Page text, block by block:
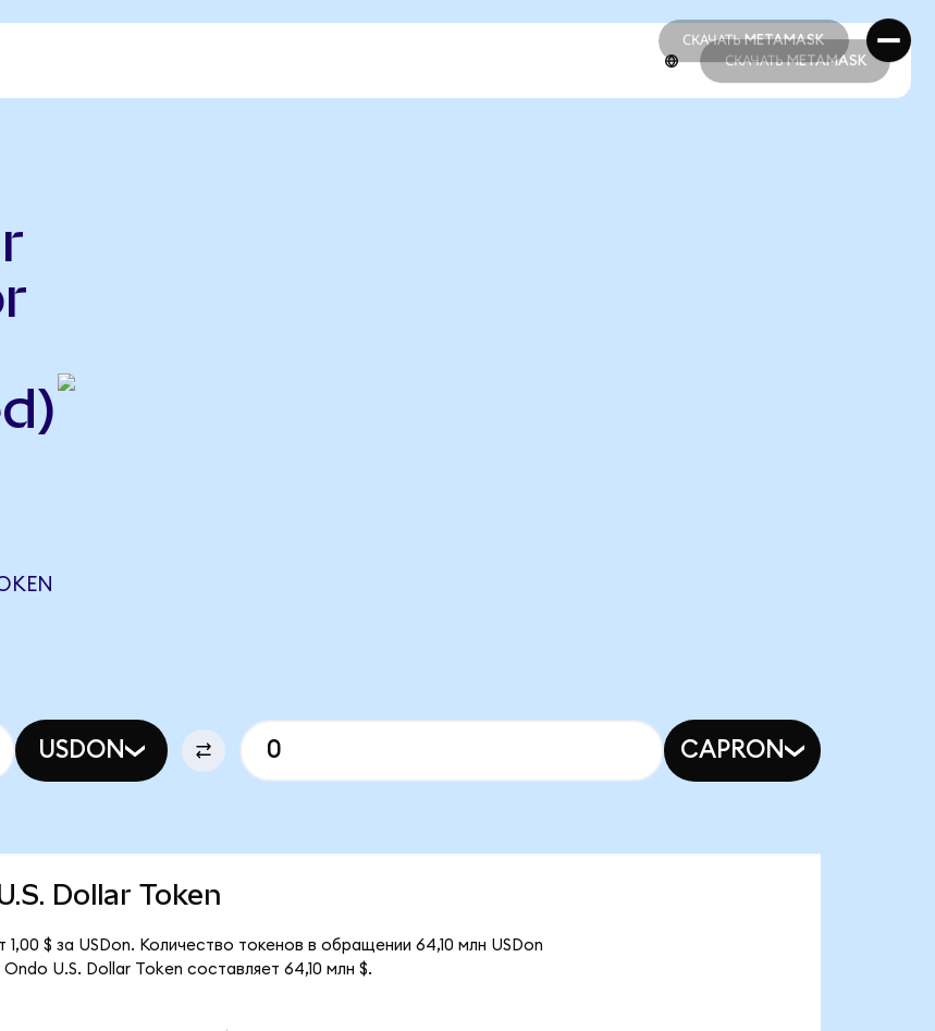
СКАЧАТЬ METAMASK
СКАЧАТЬ METAMASK
СКАЧАТЬ METAMASK
USDON CAPRON
Dollar Token
$ за USDon. Количество токенов в обращении 64,10 млн USDon
U.S. Dollar Token составляет 64,10 млн $.